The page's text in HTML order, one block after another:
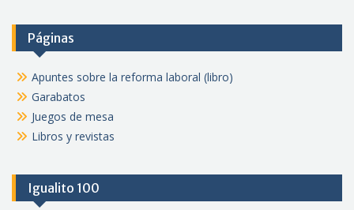
Páginas
Apuntes sobre la reforma laboral (libro)
Garabatos
Juegos de mesa
Libros y revistas
Igualito 100